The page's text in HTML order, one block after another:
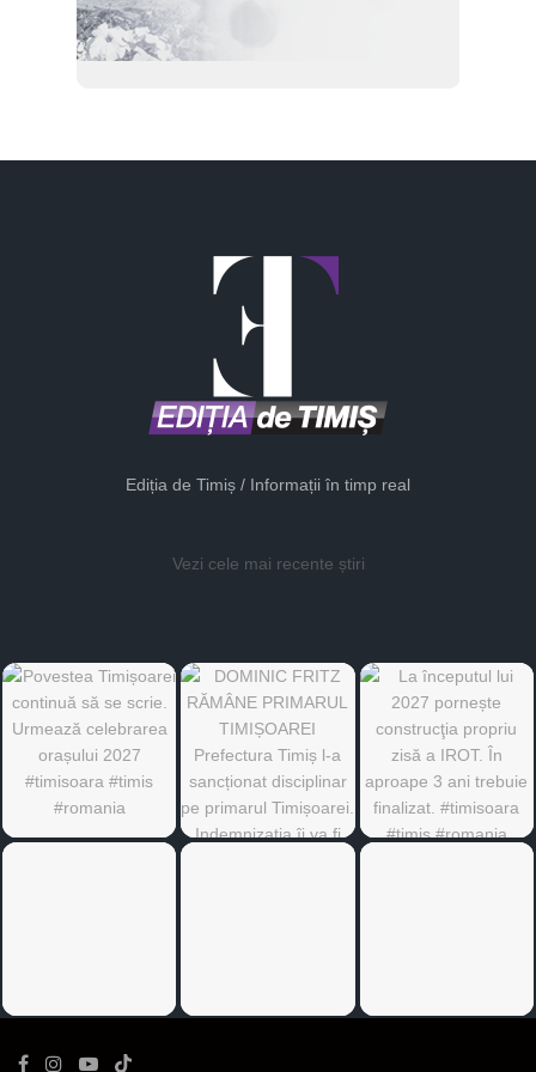
Ediția de Timiș / Informații în timp real
Vezi cele mai recente știri